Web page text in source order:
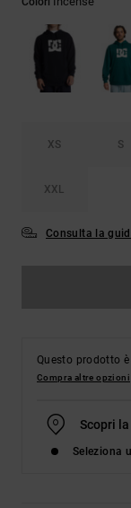
XS S
XXL
Consulta la
Questo prodotto
Compra altre opzioni
Scopri
Seleziona